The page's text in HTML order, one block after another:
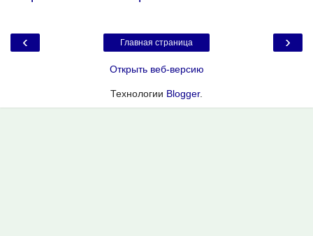
‹ ›
Главная страница
Открыть веб-версию
Технологии Blogger.